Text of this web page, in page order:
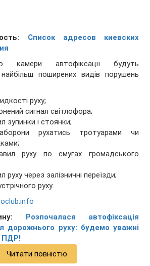
Список адресов киевских
камери автофіксації будуть
поширених видів порушень
руху;
сигнал світлофора;
зупинки і стоянки;
рухатись тротуарами чи
руху по смугах громадського
руху через залізничні переїзди;
руху.
Розпочалася автофіксація
дорожнього руху: будемо уважні
ПДР!
Читати повністю